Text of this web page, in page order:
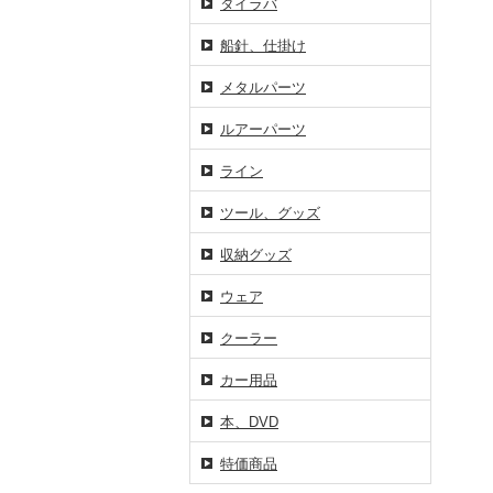
タイラバ
船針、仕掛け
メタルパーツ
ルアーパーツ
ライン
ツール、グッズ
収納グッズ
ウェア
クーラー
カー用品
本、DVD
特価商品